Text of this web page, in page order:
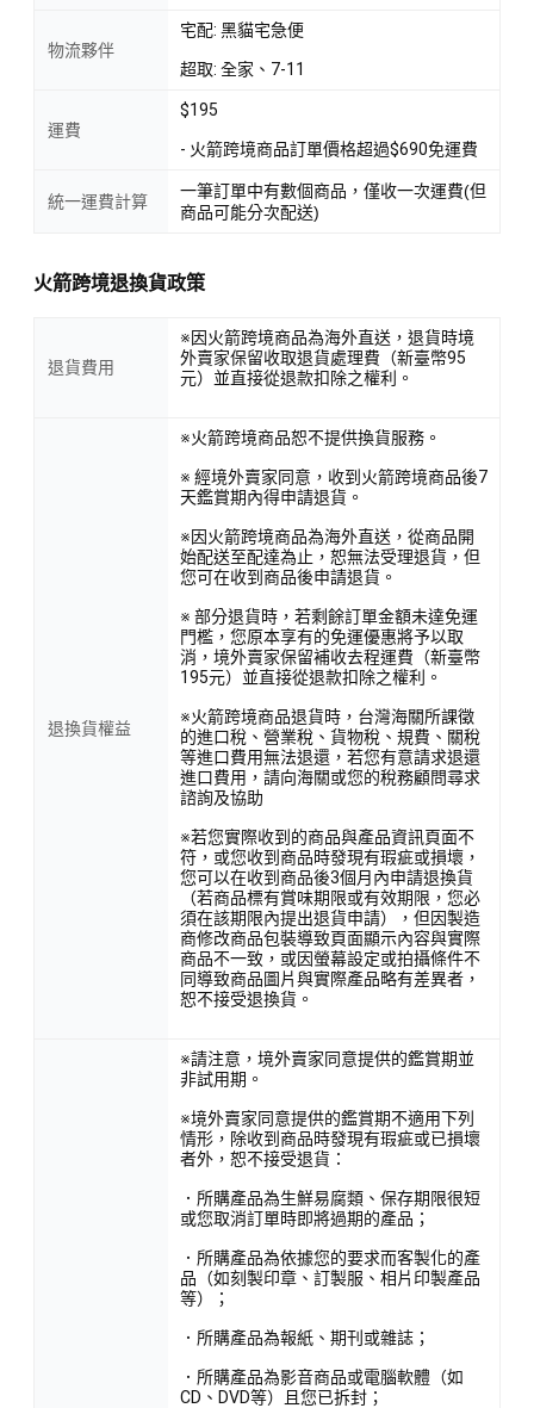
物流夥伴
宅配: 黑貓宅急便
超取: 全家、7-11
運費
$195
- 火箭跨境商品訂單價格超過$690免運費
統一運費計算
一筆訂單中有數個商品，僅收一次運費(但
商品可能分次配送)
火箭跨境退換貨政策
退貨費用
※因火箭跨境商品為海外直送，退貨時境
外賣家保留收取退貨處理費（新臺幣95
元）並直接從退款扣除之權利。
退換貨權益
※火箭跨境商品恕不提供換貨服務。
※ 經境外賣家同意，收到火箭跨境商品後7
天鑑賞期內得申請退貨。
※因火箭跨境商品為海外直送，從商品開
始配送至配達為止，恕無法受理退貨，但
您可在收到商品後申請退貨。
※ 部分退貨時，若剩餘訂單金額未達免運
門檻，您原本享有的免運優惠將予以取
消，境外賣家保留補收去程運費（新臺幣
195元）並直接從退款扣除之權利。
※火箭跨境商品退貨時，台灣海關所課徵
的進口稅、營業稅、貨物稅、規費、關稅
等進口費用無法退還，若您有意請求退還
進口費用，請向海關或您的稅務顧問尋求
諮詢及協助
※若您實際收到的商品與產品資訊頁面不
符，或您收到商品時發現有瑕疵或損壞，
您可以在收到商品後3個月內申請退換貨
（若商品標有賞味期限或有效期限，您必
須在該期限內提出退貨申請），但因製造
商修改商品包裝導致頁面顯示內容與實際
商品不一致，或因螢幕設定或拍攝條件不
同導致商品圖片與實際產品略有差異者，
恕不接受退換貨。
※請注意，境外賣家同意提供的鑑賞期並
非試用期。
※境外賣家同意提供的鑑賞期不適用下列
情形，除收到商品時發現有瑕疵或已損壞
者外，恕不接受退貨：
．所購產品為生鮮易腐類、保存期限很短
或您取消訂單時即將過期的產品；
．所購產品為依據您的要求而客製化的產
品（如刻製印章、訂製服、相片印製產品
等）；
．所購產品為報紙、期刊或雜誌；
．所購產品為影音商品或電腦軟體（如
CD、DVD等）且您已拆封；